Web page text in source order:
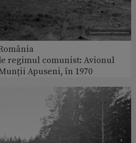
regimul comunist: Avionul
Apuseni, în 1970